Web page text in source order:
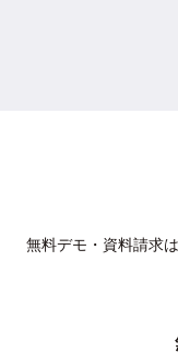
無料デモ・資料請求